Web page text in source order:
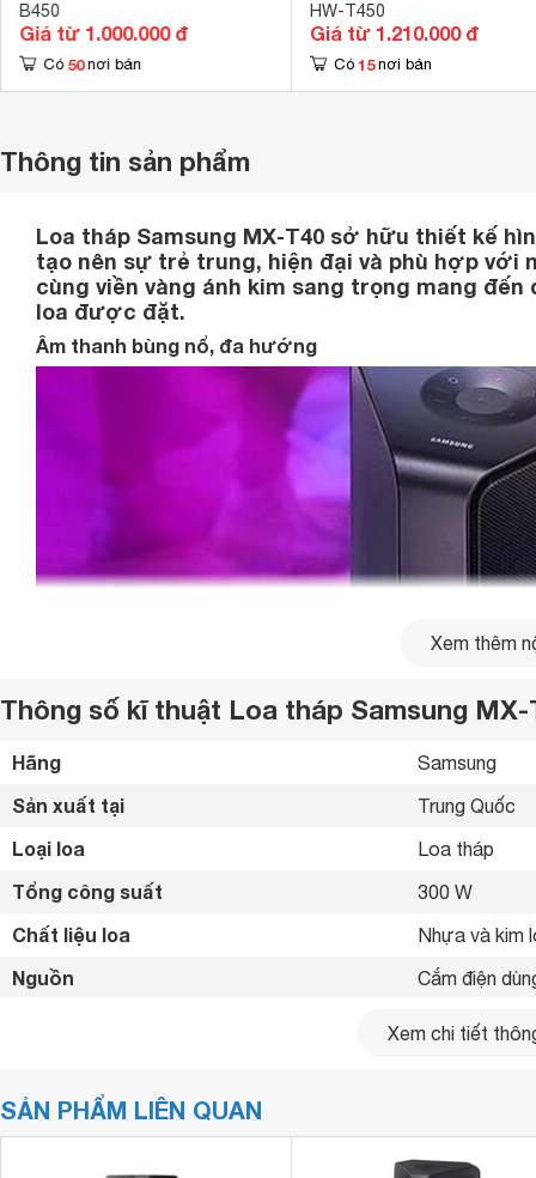
B450
Giá từ 1.000.000 đ
Có 50 nơi bán
HW-T450
Giá từ 1.210.000 đ
Có 15 nơi bán
Thông tin sản phẩm
Loa tháp Samsung MX-T40 sở hữu thiết kế
tạo nên sự trẻ trung, hiện đại và phù hợp với
cùng viền vàng ánh kim sang trọng mang
loa được đặt.
Âm thanh bùng nổ, đa hướng
Trải nghiệm âm nhạc sống động với công suất 300W và
năng Bass Booster mang đến âm trầm sâu, mạnh mẽ,
loa giúp lan tỏa âm thanh đến mọi ngóc ngách, cho bạn
Xem thêm
Thông số kĩ thuật Loa tháp Samsung MX-
Hãng Samsung
Sản xuất tại Trung Quốc
Loại loa Loa tháp
Tổng công suất 300 W
Chất liệu loa Nhựa và kim
Nguồn Cắm điện
Bass
Chế độ âm
Nguồn vào
Chỉnh Bass
Xem chi tiết
SẢN PHẨM LIÊN QUAN